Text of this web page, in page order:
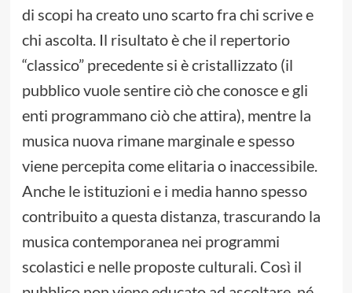
di scopi ha creato uno scarto fra chi scrive e
chi ascolta. Il risultato è che il repertorio
“classico” precedente si è cristallizzato (il
pubblico vuole sentire ciò che conosce e gli
enti programmano ciò che attira), mentre la
musica nuova rimane marginale e spesso
viene percepita come elitaria o inaccessibile.
Anche le istituzioni e i media hanno spesso
contribuito a questa distanza, trascurando la
musica contemporanea nei programmi
scolastici e nelle proposte culturali. Così il